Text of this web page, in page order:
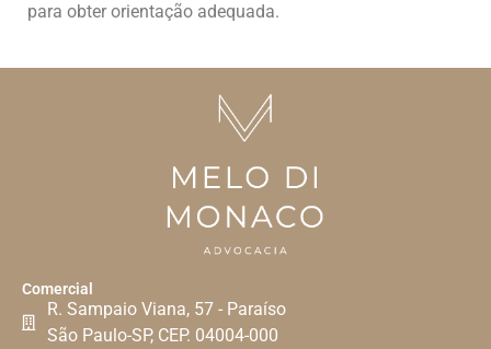
para obter orientação adequada.
Comercial
R. Sampaio Viana, 57 - Paraíso
São Paulo-SP, CEP. 04004-000